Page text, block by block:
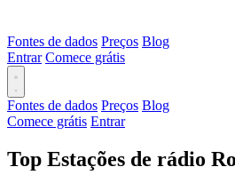
Fontes de dados Preços Blog
Entrar Comece grátis
Fontes de dados Preços Blog
Comece grátis Entrar
Top Estações de rádio